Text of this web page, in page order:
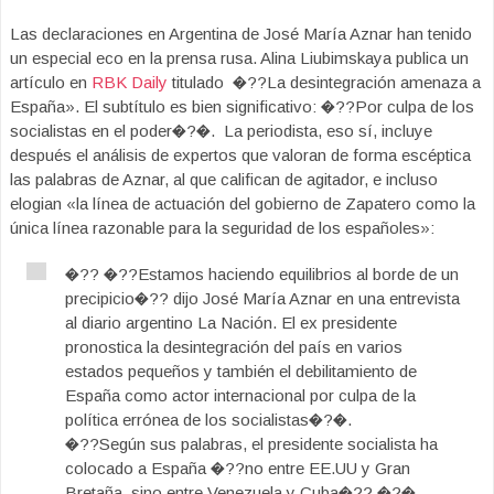
Las declaraciones en Argentina de José María Aznar han tenido
un especial eco en la prensa rusa. Alina Liubimskaya publica un
artículo en RBK Dailytitulado �??La desintegración amenaza a
España». El subtítulo es bien significativo: �??Por culpa de los
socialistas en el poder�?�. La periodista, eso sí, incluye
después el análisis de expertos que valoran de forma escéptica
las palabras de Aznar, al que califican de agitador, e incluso
elogian «la línea de actuación del gobierno de Zapatero como la
única línea razonable para la seguridad de los españoles»:
�?? �??Estamos haciendo equilibrios al borde de un
precipicio�?? dijo José María Aznar en una entrevista
al diario argentino La Nación. El ex presidente
pronostica la desintegración del país en varios
estados pequeños y también el debilitamiento de
España como actor internacional por culpa de la
política errónea de los socialistas�?�.
�??Según sus palabras, el presidente socialista ha
colocado a España �??no entre EE.UU y Gran